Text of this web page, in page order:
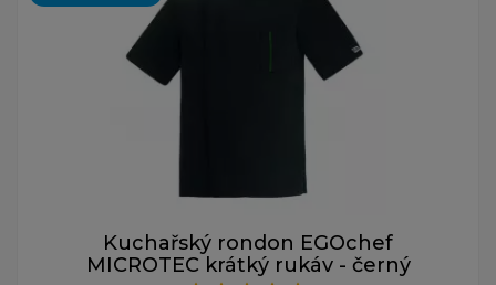
Kuchařský rondon EGOchef
MICROTEC krátký rukáv - černý